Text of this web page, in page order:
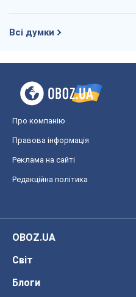
Всі думки
Про компанію
Правова інформація
Реклама на сайті
Редакційна політика
OBOZ.UA
Світ
Блоги